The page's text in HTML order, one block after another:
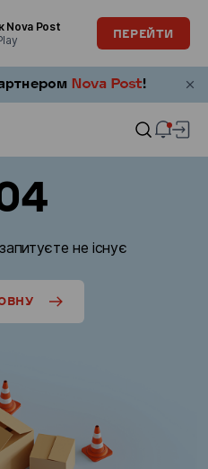
Nova Post
ПЕРЕЙТИ
не існує